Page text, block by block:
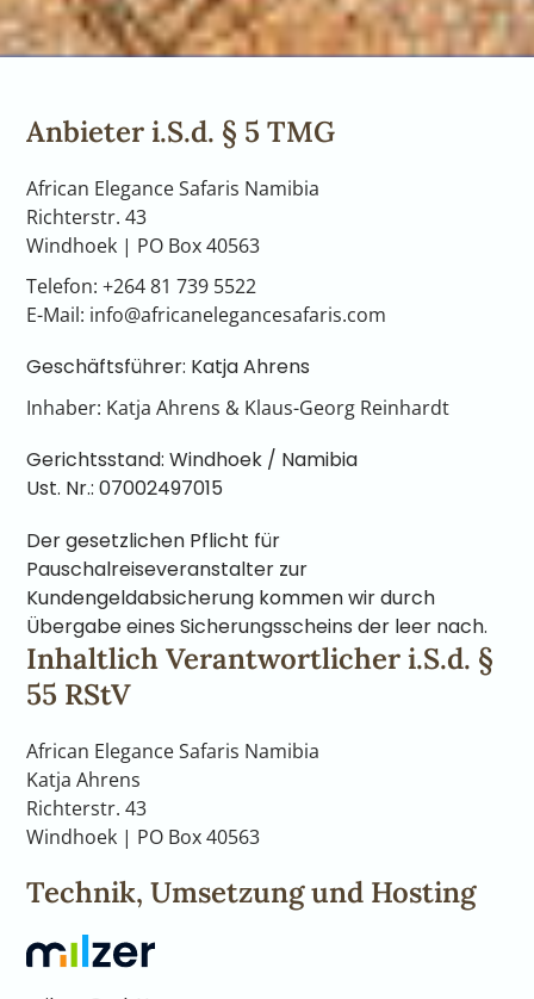
Anbieter i.S.d. § 5 TMG
African Elegance Safaris Namibia
Richterstr. 43
Windhoek | PO Box 40563
Telefon: +264 81 739 5522
E-Mail: info@africanelegancesafaris.com
Geschäftsführer: Katja Ahrens
Inhaber: Katja Ahrens & Klaus-Georg Reinhardt
Gerichtsstand: Windhoek / Namibia
Ust. Nr.: 07002497015
Der gesetzlichen Pflicht für
Pauschalreiseveranstalter zur
Kundengeldabsicherung kommen wir durch
Übergabe eines Sicherungsscheins der leer nach.
Inhaltlich Verantwortlicher i.S.d. §
55 RStV
African Elegance Safaris Namibia
Katja Ahrens
Richterstr. 43
Windhoek | PO Box 40563
Technik, Umsetzung und Hosting